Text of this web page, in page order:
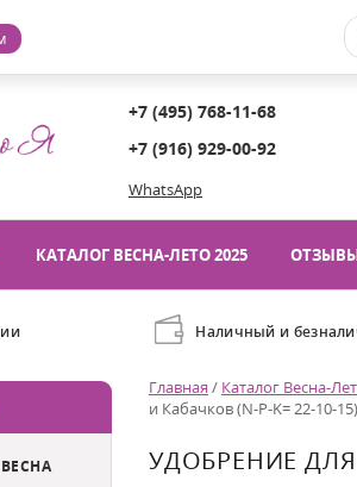
+7 (495) 768-11-68
+7 (916) 929-00-92
WhatsApp
КАТАЛОГ ВЕСНА-ЛЕТО 2025
Наличный и
Главная / Каталог Весна-
и Кабачков (N-P-K= 22-10-15)
УДОБРЕНИЕ ДЛЯ